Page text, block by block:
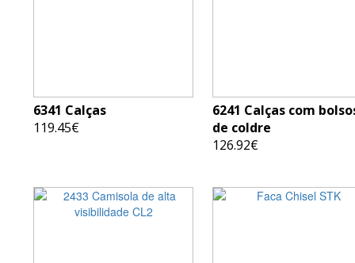
6341 Calças
119.45€
6241 Calças com
de coldre
126.92€